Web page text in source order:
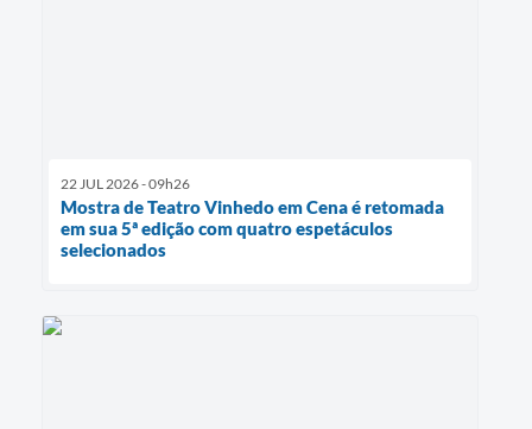
22 JUL 2026 - 09h26
Mostra de Teatro Vinhedo em Cena é retomada
em sua 5ª edição com quatro espetáculos
selecionados